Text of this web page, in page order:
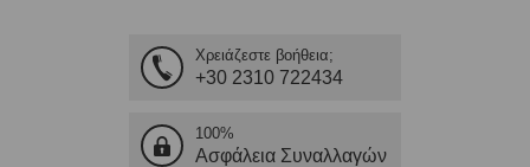
Χρειάζεστε βοήθεια;
+30 2310 722434
100%
Ασφάλεια Συναλλαγών